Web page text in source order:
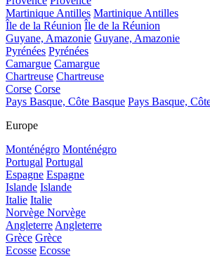
Martinique Antilles Martinique Antilles
Île de la Réunion Île de la Réunion
Guyane, Amazonie Guyane, Amazonie
Pyrénées Pyrénées
Camargue Camargue
Chartreuse Chartreuse
Corse Corse
Pays Basque, Côte Basque Pays Basque,
Europe
Monténégro Monténégro
Portugal Portugal
Espagne Espagne
Islande Islande
Italie Italie
Norvège Norvège
Angleterre Angleterre
Grèce Grèce
Ecosse Ecosse